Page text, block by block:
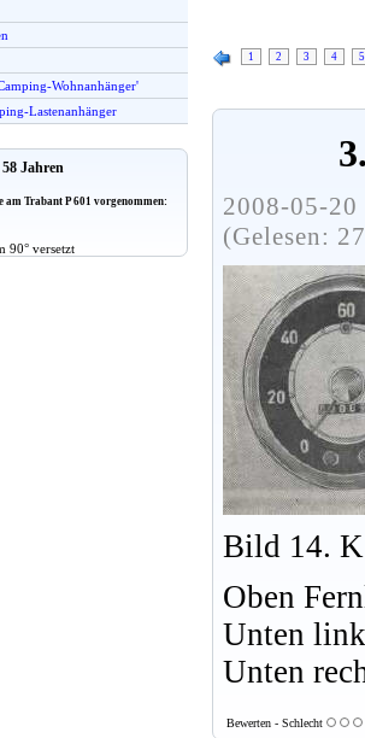
Wohnanhänger'
Lastenanhänger
Jahren
am Trabant P 601 vorgenommen:
90° versetzt
1 2 3 4 5
2008-05-
(Gelesen:
Bild 14.
Oben
Unten
Unten
Bewerten - Schlecht